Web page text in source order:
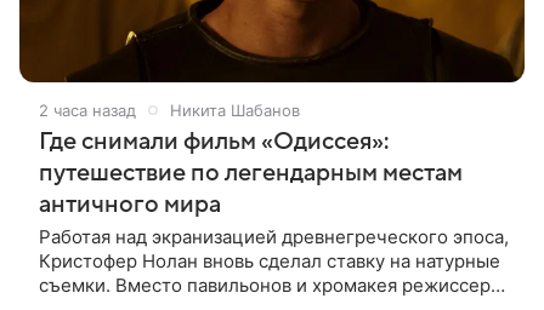
2 часа назад Никита Шабанов
Где снимали фильм «Одиссея»:
путешествие по легендарным местам
античного мира
Работая над экранизацией древнегреческого эпоса,
Кристофер Нолан вновь сделал ставку на натурные
съемки. Вместо павильонов и хромакея режиссер